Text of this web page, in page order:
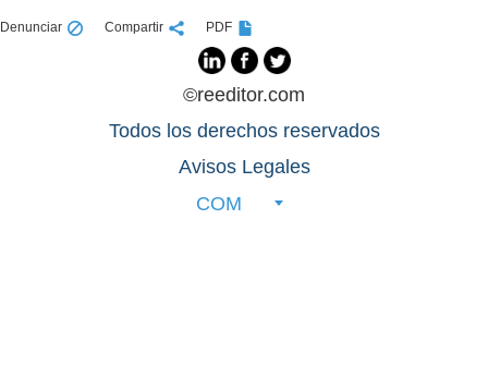
Denunciar Compartir PDF
©reeditor.com
Todos los derechos reservados
Avisos Legales